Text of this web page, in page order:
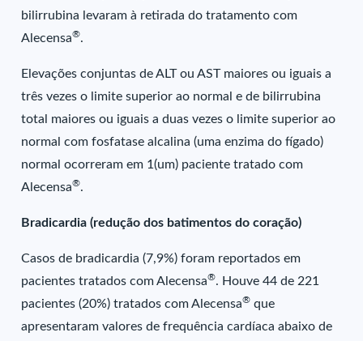
bilirrubina levaram à retirada do tratamento com
Alecensa®.
Elevações conjuntas de ALT ou AST maiores ou iguais a
três vezes o limite superior ao normal e de bilirrubina
total maiores ou iguais a duas vezes o limite superior ao
normal com fosfatase alcalina (uma enzima do fígado)
normal ocorreram em 1(um) paciente tratado com
Alecensa®.
Bradicardia (redução dos batimentos do coração)
Casos de bradicardia (7,9%) foram reportados em
pacientes tratados com Alecensa®. Houve 44 de 221
pacientes (20%) tratados com Alecensa® que
apresentaram valores de frequência cardíaca abaixo de